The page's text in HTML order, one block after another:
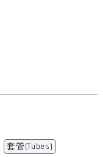
套管(Tubes)